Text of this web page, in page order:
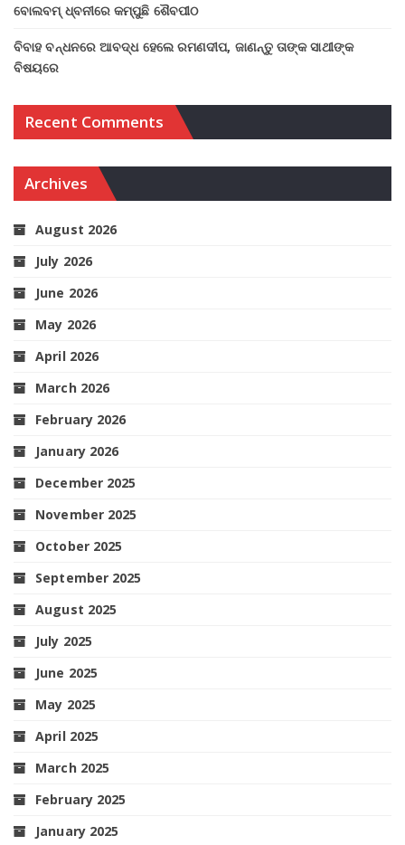
ବୋଲବମ୍ ଧ୍ବନୀରେ କମ୍ପୁଛି ଶୈବପୀଠ
ବିବାହ ବନ୍ଧନରେ ଆବଦ୍ଧ ହେଲେ ରମଣଦୀପ, ଜାଣନ୍ତୁ ତାଙ୍କ ସାଥୀଙ୍କ
ବିଷୟରେ
Recent Comments
Archives
August 2026
July 2026
June 2026
May 2026
April 2026
March 2026
February 2026
January 2026
December 2025
November 2025
October 2025
September 2025
August 2025
July 2025
June 2025
May 2025
April 2025
March 2025
February 2025
January 2025